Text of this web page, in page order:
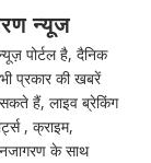
न्यूज
पोर्टल है, दैनिक
प्रकार की खबरें
हैं, लाइव ब्रेकिंग
, क्राइम,
के साथ